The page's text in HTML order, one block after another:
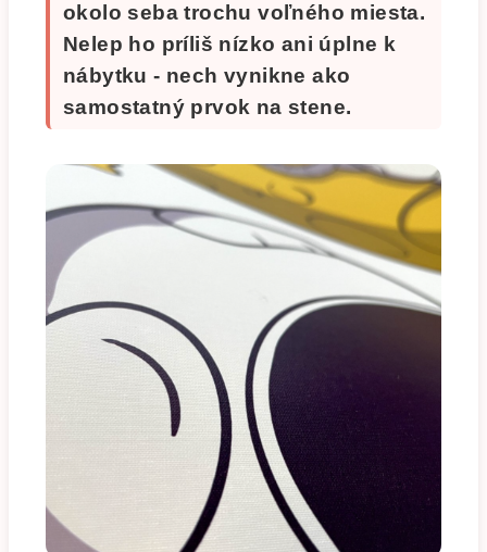
okolo seba trochu voľného miesta.
Nelep ho príliš nízko ani úplne k
nábytku - nech vynikne ako
samostatný prvok na stene.